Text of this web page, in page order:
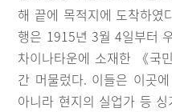
해 끝에 목적지에 도착하였
행은 1915년 3월 4일부터
차이나타운에 소재한 《국
간 머물렀다. 이들은 이곳
아니라 현지의 실업가 등